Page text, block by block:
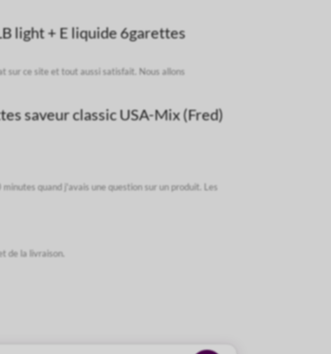
light + E liquide 6garettes
sur ce site et tout aussi satisfait. Nous allons
saveur classic USA-Mix (Fred)
quand j'avais une question sur un produit. Les
de la livraison.